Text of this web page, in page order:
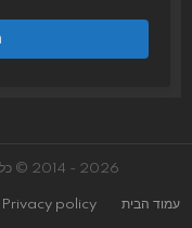
2026 - 2014 © כל הזכויות שמורות לאתר ווידג׳טי Widgeti
עמוד הבית Privacy policy